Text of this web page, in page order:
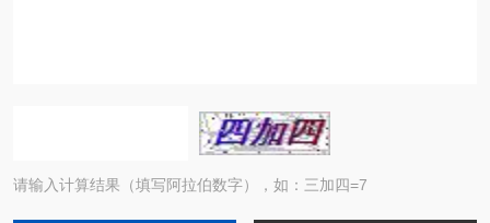
请输入计算结果（填写阿拉伯数字），如：三加四=7